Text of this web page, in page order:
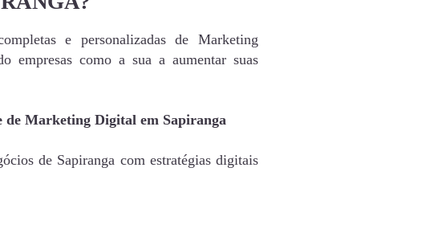
e personalizadas de Marketing
empresas como a sua a aumentar suas
de Marketing Digital em Sapiranga
de Sapiranga com estratégias digitais